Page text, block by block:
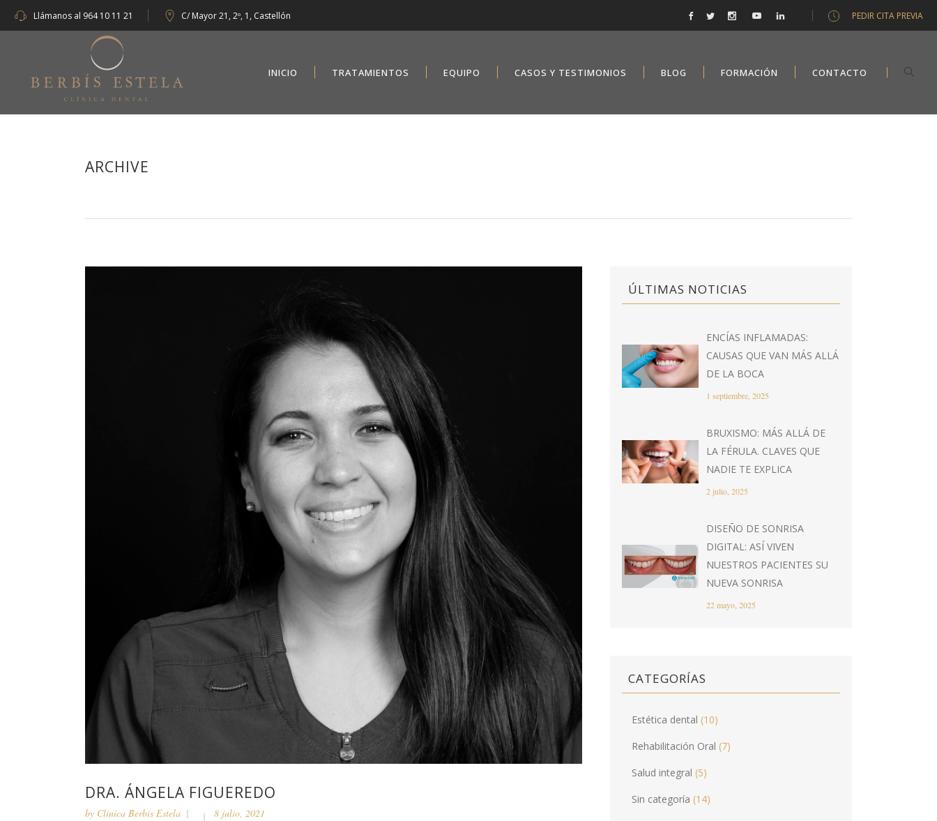
Llámanos al 964 10 11 21 C/ Mayor 21, 2º, 1, Castellón PEDIR CITA PREVIA
INICIO TRATAMIENTOS EQUIPO CASOS Y TESTIMONIOS BLOG FORMACIÓN CONTACTO
ARCHIVE
DRA. ÁNGELA FIGUEREDO
by Clínica Berbís Estela 8 julio, 2021
ÚLTIMAS NOTICIAS
ENCÍAS INFLAMADAS:
CAUSAS QUE VAN MÁS ALLÁ
DE LA BOCA
1 septiembre, 2025
BRUXISMO: MÁS ALLÁ DE
LA FÉRULA. CLAVES QUE
NADIE TE EXPLICA
2 julio, 2025
DISEÑO DE SONRISA
DIGITAL: ASÍ VIVEN
NUESTROS PACIENTES SU
NUEVA SONRISA
22 mayo, 2025
CATEGORÍAS
Estética dental (10)
Rehabilitación Oral (7)
Salud integral (5)
Sin categoría (14)